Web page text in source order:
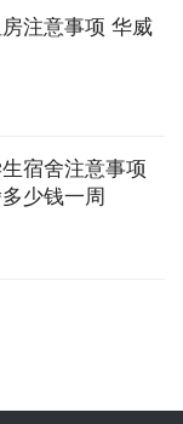
注意事项 华威
宿舍注意事项
少钱一周